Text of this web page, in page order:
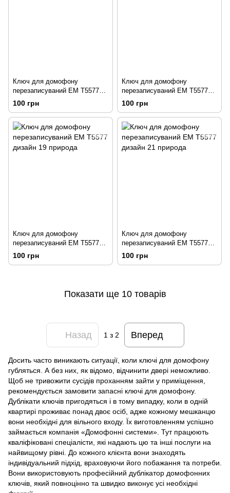
Ключ для домофону
перезаписуваний ЕМ Т5577
дизайн 18 природа
100 грн
Ключ для домофону
перезаписуваний ЕМ Т5577
дизайн 19 природа
100 грн
Ключ для домофону
перезаписуваний ЕМ Т5577
дизайн 19 природа
100 грн
Ключ для домофону
перезаписуваний ЕМ Т5577
дизайн 21 природа
100 грн
Показати ще 10 товарів
Назад 1з 2 Вперед
Досить часто виникають ситуації, коли ключі для домофону
губляться. А без них, як відомо, відчинити двері неможливо.
Щоб не тривожити сусідів проханням зайти у приміщення,
рекомендується замовити запасні ключі для домофону.
Дублікати ключів пригодяться і в тому випадку, коли в одній
квартирі проживає понад двоє осіб, адже кожному мешканцю
вони необхідні для вільного входу. Їх виготовленням успішно
займається компанія «Домофонні системи». Тут працюють
кваліфіковані спеціалісти, які надають цю та інші послуги на
найвищому рівні. До кожного клієнта вони знаходять
індивідуальний підхід, враховуючи його побажання та потреби.
Вони використовують професійний дублікатор домофонних
ключів, який повноцінно та швидко виконує усі необхідні